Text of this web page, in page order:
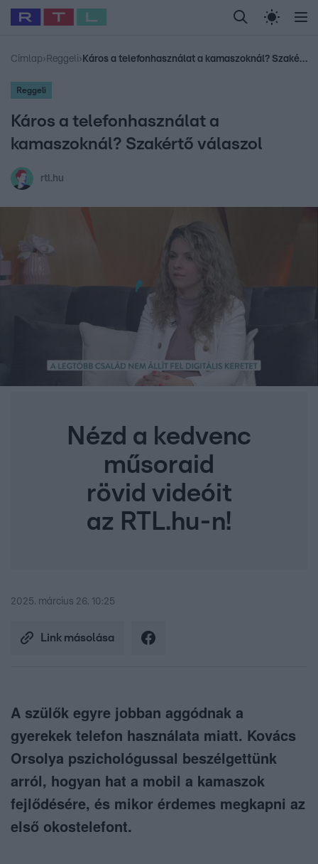
Legfrissebb RTL Híradó Randi Celeb vagyok,
Babits Marcella Most Wanted Gallusz
Címlap› Reggeli› Káros a telefonhasználat a kamaszoknál? Szakértő válaszol
Reggeli
Káros a telefonhasználat a
kamaszoknál? Szakértő válaszol
rtl.hu
Nézd a kedvenc
műsoraid
rövid videóit
az RTL.hu-n!
2025. március 26. 10:25
Link másolása
A szülők egyre jobban aggódnak a
gyerekek telefon használata miatt. Kovács
Orsolya pszichológussal beszélgettünk
arról, hogyan hat a mobil a kamaszok
fejlődésére, és mikor érdemes megkapni az
első okostelefont.